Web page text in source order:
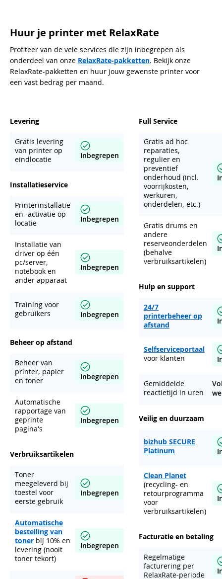
Huur je printer met RelaxRate
Profiteer van de vele services die zijn inbegrepen als
onderdeel van onze RelaxRate-pakketten. Bekijk onze
RelaxRate-pakketten en huur jouw gewenste printer voor
een vast bedrag per maand.
Levering
Gratis levering
van printer op
eindlocatie
Inbegrepen
Installatieservice
Printerinstallatie
en -activatie op
locatie
Inbegrepen
Installatie van
driver op één
pc/server,
notebook en
ander apparaat
Inbegrepen
Training voor
gebruikers
Inbegrepen
Beheer op afstand
Beheer van
printer, papier
en toner
Inbegrepen
Automatische
rapportage van
geprinte
pagina's
Inbegrepen
Verbruiksartikelen
Toner
meegeleverd bij
toestel voor
eerste gebruik
Inbegrepen
Automatische
bestelling van
toner bij 10% en
levering (nooit
toner tekort)
Inbegrepen
Full Service
Gratis ad hoc
reparaties,
regulier en
preventief
onderhoud (incl.
voorrijkosten,
werkuren,
onderdelen, etc.)
Gratis drums en
andere
reserveonderdelen
(behalve
verbruiksartikelen)
Hulp en support
24/7
printerbeheer op
afstand
Selfserviceportaal
voor klanten
Gemiddelde
reactietijd in uren
Veilig en duurzaam
bizhub SECURE
Platinum
Clean Planet
(recycling- en
retourprogramma
voor
verbruiksartikelen)
Facturatie en betaling
Regelmatige
facturering per
RelaxRate-periode